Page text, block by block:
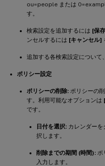
ou=people または
す。
検索設定を追加するには [保
ンセルするには [キャンセル]
追加する各検索設定について
ポリシー設定
ポリシーの削除: ポリシーの
す。利用可能なオプションは
です。
日付を選択: カレンダー
択します。
削除までの期間 (時間): ポ
入力します。